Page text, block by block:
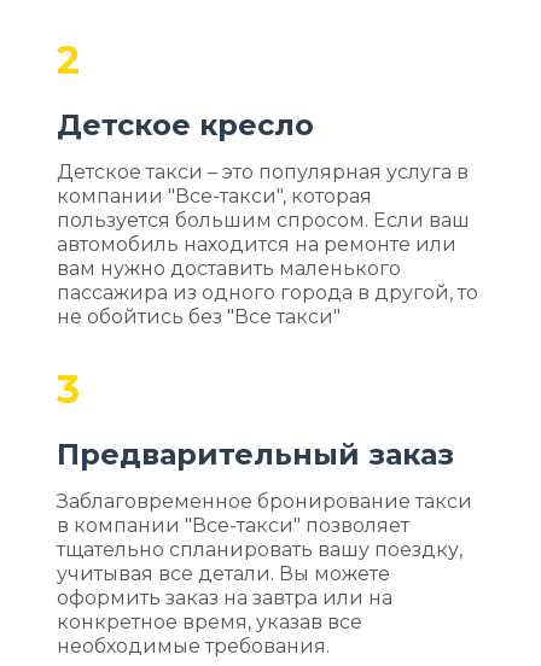
2
Детское кресло
Детское такси – это популярная услуга в
компании "Все-такси", которая
пользуется большим спросом. Если ваш
автомобиль находится на ремонте или
вам нужно доставить маленького
пассажира из одного города в другой, то
не обойтись без "Все такси"
3
Предварительный заказ
Заблаговременное бронирование такси
в компании "Все-такси" позволяет
тщательно спланировать вашу поездку,
учитывая все детали. Вы можете
оформить заказ на завтра или на
конкретное время, указав все
необходимые требования.